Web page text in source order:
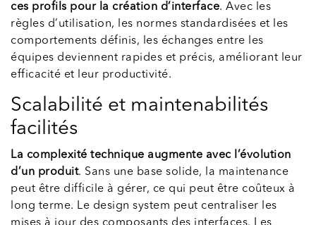
ces profils pour la création d’interface. Avec les
règles d’utilisation, les normes standardisées et les
comportements définis, les échanges entre les
équipes deviennent rapides et précis, améliorant leur
efficacité et leur productivité.
Scalabilité et maintenabilités
facilités
La complexité technique augmente avec l’évolution
d’un produit. Sans une base solide, la maintenance
peut être difficile à gérer, ce qui peut être coûteux à
long terme. Le design system peut centraliser les
mises à jour des composants des interfaces. Les